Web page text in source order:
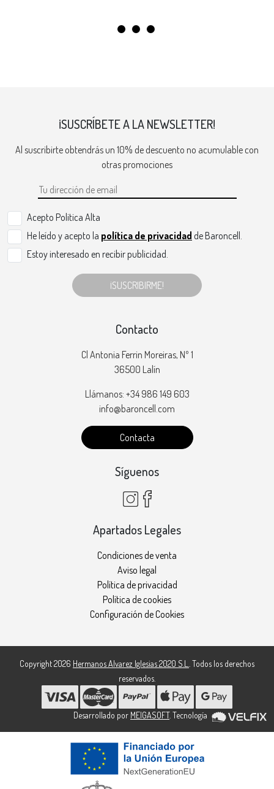
¡SUSCRÍBETE A LA NEWSLETTER!
Al suscribirte obtendrás un 10% de descuento no acumulable con
otras promociones
Acepto Politica Alta
He leído y acepto la política de privacidad de Baroncell.
Estoy interesado en recibir publicidad.
¡SUSCRIBIRME!
Contacto
Cl Antonia Ferrin Moreiras, Nº 1
36500 Lalín
Llámanos: +34 986 149 603
info@baroncell.com
Contacta
Síguenos
Apartados Legales
Condiciones de venta
Aviso legal
Política de privacidad
Política de cookies
Configuración de Cookies
Copyright 2026 Hermanos Alvarez Iglesias 2020 S.L.
. Todos los derechos
reservados.
Desarrollado por MEIGASOFT. Tecnología